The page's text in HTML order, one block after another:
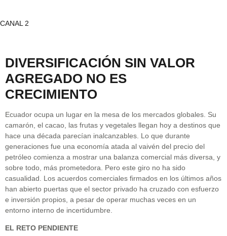
CANAL 2
DIVERSIFICACIÓN SIN VALOR
AGREGADO NO ES
CRECIMIENTO
Ecuador ocupa un lugar en la mesa de los mercados globales. Su
camarón, el cacao, las frutas y vegetales llegan hoy a destinos que
hace una década parecían inalcanzables. Lo que durante
generaciones fue una economía atada al vaivén del precio del
petróleo comienza a mostrar una balanza comercial más diversa, y
sobre todo, más prometedora. Pero este giro no ha sido
casualidad. Los acuerdos comerciales firmados en los últimos años
han abierto puertas que el sector privado ha cruzado con esfuerzo
e inversión propios, a pesar de operar muchas veces en un
entorno interno de incertidumbre.
EL RETO PENDIENTE